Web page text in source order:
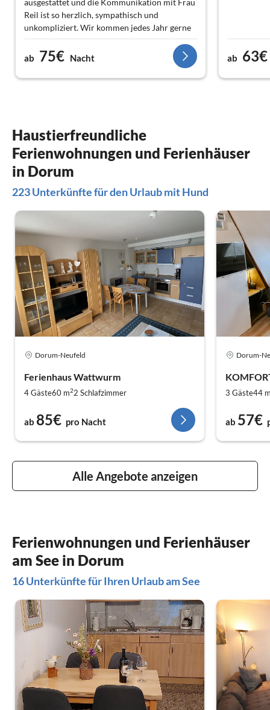
ausgestattet und die Kommunikation mit Frau
Reil ist so herzlich, sympathisch und
unkompliziert. Wir kommen jedes Jahr gerne
wieder! ? Absolute Herzensempfehlung! ?
ab 75€ Nacht ab 63€
Haustierfreundliche
Ferienwohnungen und Ferienhäuser
in Dorum
223 Unterkünfte für den Urlaub mit Hund
Dorum-Neufeld
Ferienhaus Wattwurm
4 Gäste60 m22 Schlafzimmer
ab 85€ pro Nacht
Dorum-
3 Gäste44
ab 57€
Alle Angebote anzeigen
Ferienwohnungen und Ferienhäuser
am See in Dorum
16 Unterkünfte für Ihren Urlaub am See